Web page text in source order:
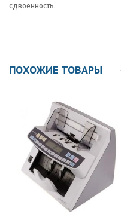
сдвоенность.
ПОХОЖИЕ ТОВАРЫ